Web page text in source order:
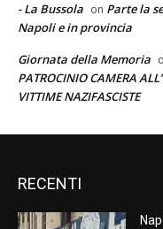
- La Bussola on Parte la
Napoli e in provincia
Giornata della Memoria
PATROCINIO CAMERA
VITTIME NAZIFASCISTE
RECENTI